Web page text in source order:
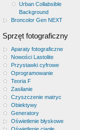
Urban Collabsible
Background
Broncolor Gen NEXT
Sprzęt fotograficzny
Aparaty fotograficzne
Nowości Lastolite
Przystawki cyfrowe
Oprogramowanie
Teoria F
Zasilanie
Czyszczenie matryc
Obiektywy
Generatory
Oświetlenie błyskowe